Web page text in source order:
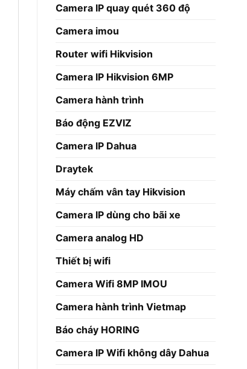
Camera IP quay quét 360 độ
Camera imou
Router wifi Hikvision
Camera IP Hikvision 6MP
Camera hành trình
Báo động EZVIZ
Camera IP Dahua
Draytek
Máy chấm vân tay Hikvision
Camera IP dùng cho bãi xe
Camera analog HD
Thiết bị wifi
Camera Wifi 8MP IMOU
Camera hành trình Vietmap
Báo cháy HORING
Camera IP Wifi không dây Dahua